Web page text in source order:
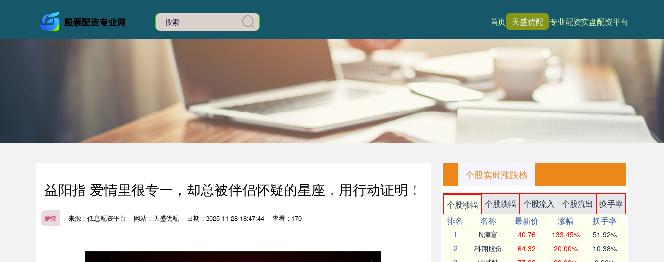
首页 天盛优配 专业配资实盘配资平台
益阳指 爱情里很专一，却总被伴侣怀疑的星座，用行动证明！
爱情 来源：低息配资平台 网站：天盛优配 日期：2025-11-28 18:47:44 查看：170
个股实时涨跌榜
个股涨幅 个股跌幅 个股流入 个股流出
换手率
排名
名称 最新价 涨幅
换手率
1
N津富 40.76 133.45% 51.92%
2 科翔股份 64.32 20.00% 10.38%